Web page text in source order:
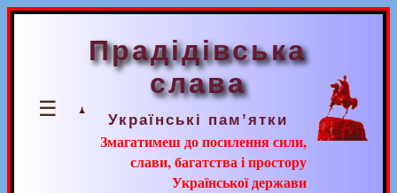
☰
Прадідівська
слава
Українські пам’ятки
Змагатимеш до посилення сили,
слави, багатства і простору
Української держави